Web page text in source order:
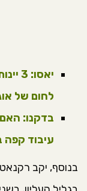
לחום של
בדקנו:
עיבוד קפה
בנוסף, יקב